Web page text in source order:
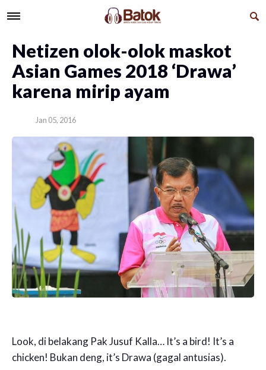
Netizen olok-olok maskot
Asian Games 2018 ‘Drawa’
karena mirip ayam
Jan 05, 2016
Look, di belakang Pak Jusuf Kalla… It’s a bird! It’s a
chicken! Bukan deng, it’s Drawa (gagal antusias).